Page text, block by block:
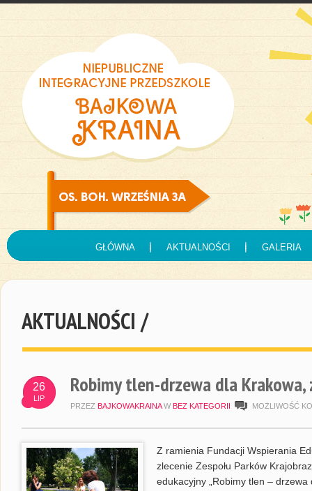
GŁÓWNA AKTUALNOŚCI GALERIA
AKTUALNOŚCI /
26
LIP
Robimy tlen-drzewa dla Krakowa,
PRZEZ BAJKOWAKRAINA W BEZ KATEGORII MOŻLIWOŚĆ
Z ramienia Fundacji Wspierania
zlecenie Zespołu Parków
edukacyjny „Robimy tlen – drzewa